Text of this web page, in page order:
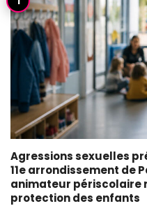
Agressions sexuelles
11e arrondissement de
animateur périscolaire
protection des enfants